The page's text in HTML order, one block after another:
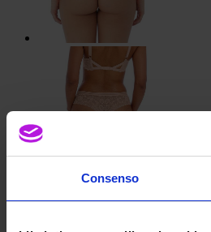
Consenso